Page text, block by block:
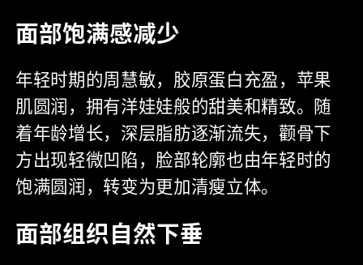
面部饱满感减少
年轻时期的周慧敏，胶原蛋白充盈，苹果
肌圆润，拥有洋娃娃般的甜美和精致。随
着年龄增长，深层脂肪逐渐流失，颧骨下
方出现轻微凹陷，脸部轮廓也由年轻时的
饱满圆润，转变为更加清瘦立体。
面部组织自然下垂